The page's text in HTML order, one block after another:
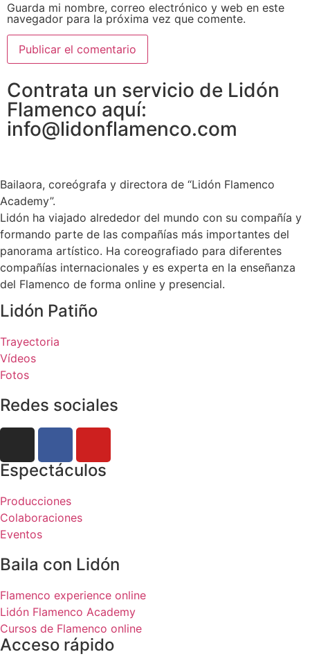
Guarda mi nombre, correo electrónico y web en este
navegador para la próxima vez que comente.
Contrata un servicio de Lidón
Flamenco aquí:
info@lidonflamenco.com
Bailaora, coreógrafa y directora de “Lidón Flamenco
Academy”.
Lidón ha viajado alrededor del mundo con su compañía y
formando parte de las compañías más importantes del
panorama artístico. Ha coreografiado para diferentes
compañías internacionales y es experta en la enseñanza
del Flamenco de forma online y presencial.
Lidón Patiño
Trayectoria
Vídeos
Fotos
Redes sociales
Espectáculos
Producciones
Colaboraciones
Eventos
Baila con Lidón
Flamenco experience online
Lidón Flamenco Academy
Cursos de Flamenco online
Acceso rápido